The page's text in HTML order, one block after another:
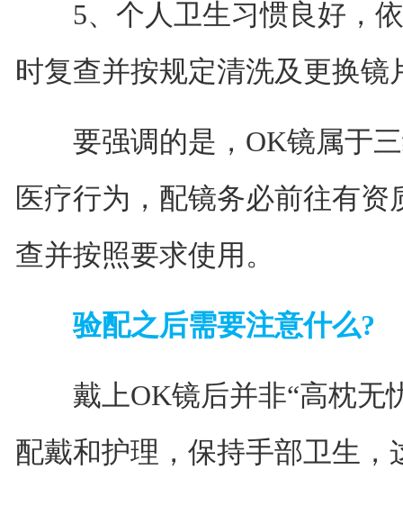
5、个人卫生习惯良好，依
时复查并按规定清洗及更换镜
要强调的是，OK镜属于三
医疗行为，配镜务必前往有
查并按照要求使用。
验配之后需要注意什么?
戴上OK镜后并非“高枕无
配戴和护理，保持手部卫生，